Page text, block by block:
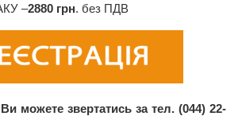
–2880 грн. без ПДВ
можете звертатись за тел. (044) 22-